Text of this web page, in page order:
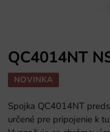
QC4014NT
NOVINKA
Spojka QC4014NT
určené pre pripojenie k